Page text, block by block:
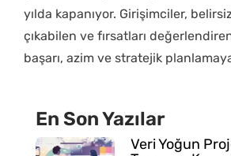
yılda kapanıyor. Girişimciler,
çıkabilen ve fırsatları
başarı, azim ve stratejik
En Son Yazılar
Veri Yoğun